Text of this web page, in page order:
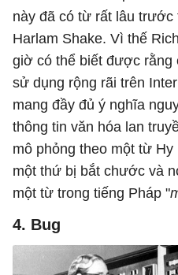
này đã có từ rất lâu
Harlam Shake. Vì thế
giờ có thể biết được rằng
sử dụng rộng rãi trên
mang đầy đủ ý nghĩa
thông tin văn hóa lan
mô phỏng theo một từ Hy
một thứ bị bắt chước và
một từ trong tiếng Pháp "
4. Bug